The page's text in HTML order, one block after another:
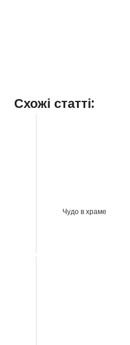
Схожі статті:
Чудо в храме